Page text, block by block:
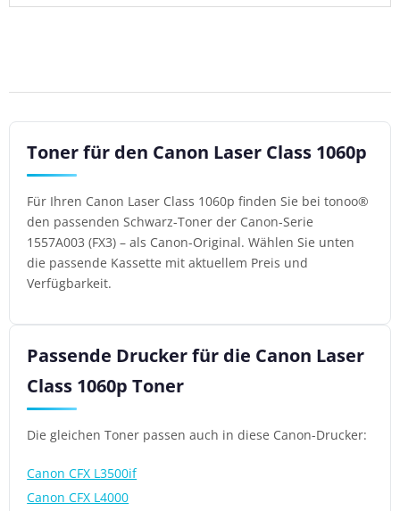
Toner für den Canon Laser Class 1060p
Für Ihren Canon Laser Class 1060p finden Sie bei tonoo®
den passenden Schwarz-Toner der Canon-Serie
1557A003 (FX3) – als Canon-Original. Wählen Sie unten
die passende Kassette mit aktuellem Preis und
Verfügbarkeit.
Passende Drucker für die Canon Laser
Class 1060p Toner
Die gleichen Toner passen auch in diese Canon-Drucker:
Canon CFX L3500if
Canon CFX L4000